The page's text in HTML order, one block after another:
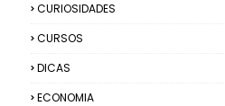
CURIOSIDADES
CURSOS
DICAS
ECONOMIA